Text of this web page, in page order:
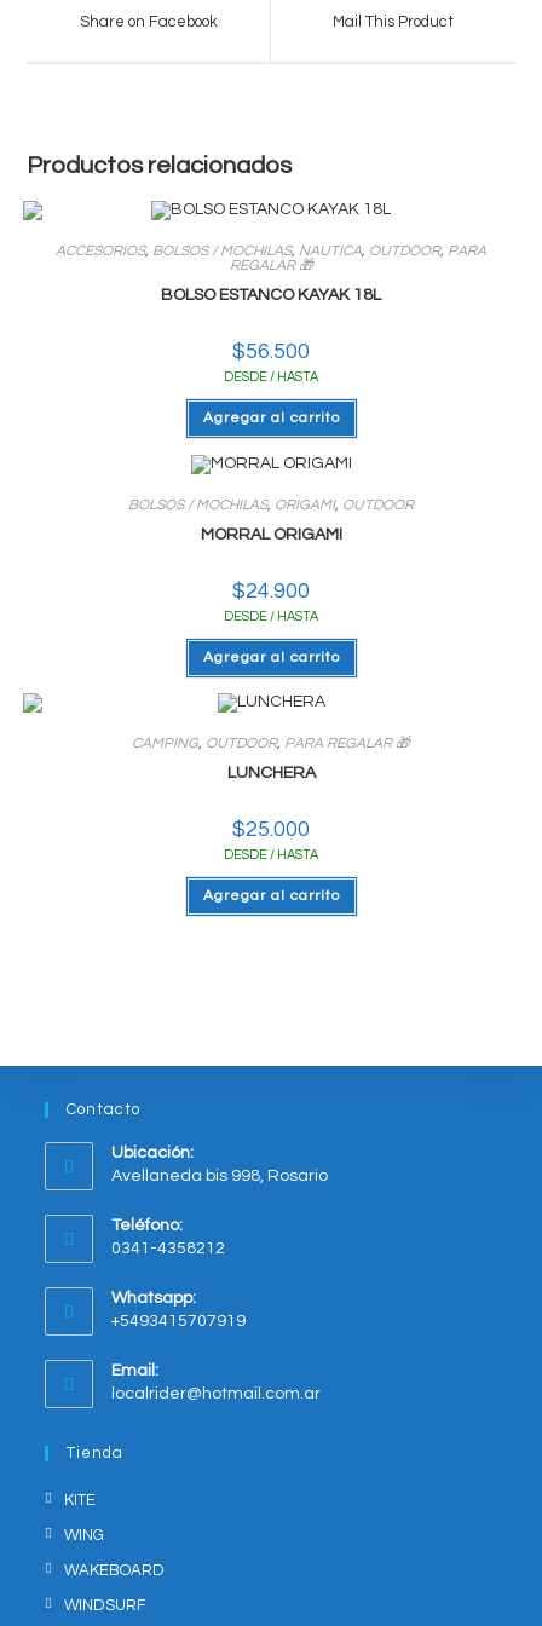
Share on Facebook Mail This Product
Productos relacionados
ACCESORIOS, BOLSOS / MOCHILAS, NAUTICA, OUTDOOR, PARA
REGALAR 🎁
BOLSO ESTANCO KAYAK 18L
$56.500
DESDE / HASTA
Agregar al carrito
BOLSOS / MOCHILAS, ORIGAMI, OUTDOOR
MORRAL ORIGAMI
$24.900
DESDE / HASTA
Agregar al carrito
CAMPING, OUTDOOR, PARA REGALAR 🎁
LUNCHERA
$25.000
DESDE / HASTA
Agregar al carrito
Contacto
Ubicación:
Avellaneda bis 998, Rosario
in
new
tab
Teléfono:
0341-4358212
Whatsapp:
+5493415707919
in
Email:
localrider@hotmail.com.arOpens
Tienda
KITE
WING
WAKEBOARD
WINDSURF